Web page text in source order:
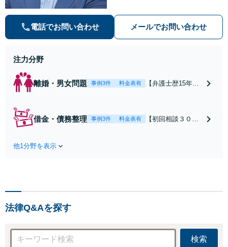
【子連れ相談】【完全個室相談】
【休日・夜間対応可】【本通駅5
電話でお問い合わせ メールでお問い合わせ
注力分野
離婚・男女問題 事例3件 料金表有
【弁護士歴15年以
家や住宅ローンを
借金・債務整理 事例3件 料金表有
【初回相談３０分
任意整理・個人再
をご説明し、より
良い解決を目指し
他1分野を表示
法律Q&Aを探す
検索